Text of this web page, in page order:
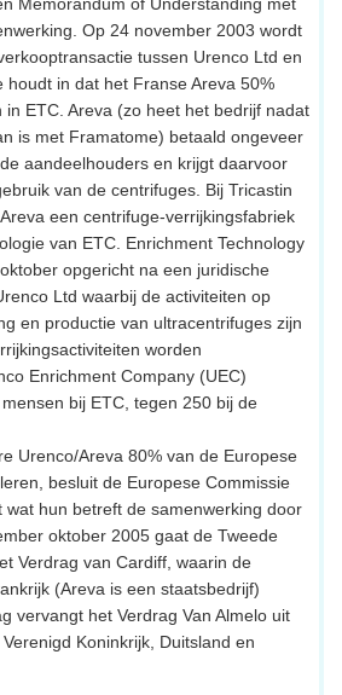
Op 24 november 2003 wordt
tussen Urenco Ltd en
houdt in dat het Franse Areva 50%
in ETC. Areva (zo heet het bedrijf nadat
is met Framatome) betaald ongeveer
aandeelhouders en krijgt daarvoor
van de centrifuges. Bij Tricastin
een centrifuge-verrijkingsfabriek
van ETC. Enrichment Technology
opgericht na een juridische
Ltd waarbij de activiteiten op
en productie van ultracentrifuges zijn
worden
Enrichment Company (UEC)
bij ETC, tegen 250 bij de
Urenco/Areva 80% van de Europese
besluit de Europese Commissie
hun betreft de samenwerking door
oktober 2005 gaat de Tweede
Verdrag van Cardiff, waarin de
(Areva is een staatsbedrijf)
vervangt het Verdrag Van Almelo uit
Koninkrijk, Duitsland en